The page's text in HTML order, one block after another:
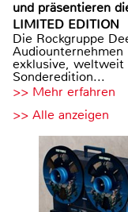
und präsentieren
LIMITED EDITION
Die Rockgruppe
Audiounternehmen
exklusive,
Sonderedition...
>> Mehr erfahren
>> Alle anzeigen